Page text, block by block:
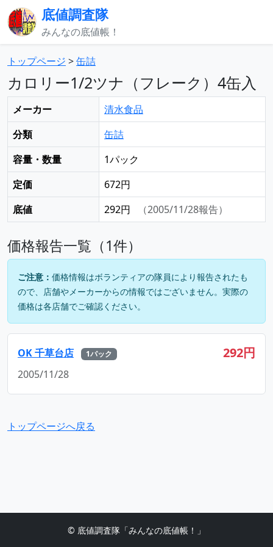
底値調査隊
みんなの底値帳！
トップページ >缶詰
カロリー1/2ツナ（フレーク）4缶入
メーカー
清水食品
分類
缶詰
容量・数量
1パック
定価
672円
底値
292円 （2005/11/28報告）
価格報告一覧（1件）
ご注意： 価格情報はボランティアの隊員により報告されたも
ので、店舗やメーカーからの情報ではございません。実際の
価格は各店舗でご確認ください。
OK 千草台店 1パック 292円
2005/11/28
トップページへ戻る
© 底値調査隊「みんなの底値帳！」